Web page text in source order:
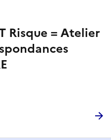
Risque = Atelier